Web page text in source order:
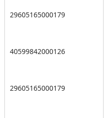
29605165000179
40599842000126
29605165000179